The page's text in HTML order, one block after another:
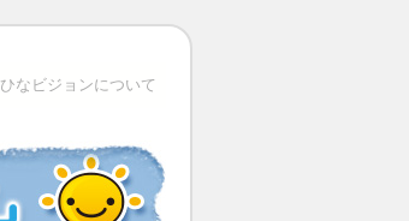
ひなビジョンについて